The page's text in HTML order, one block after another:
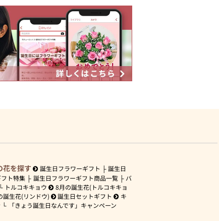
花を探す 誕生日フラワーギフト
誕生日
ト特集
誕生日フラワーギフト商品一覧
バ
トルコキキョウ
8月の誕生花(トルコキキョ
誕生花(リンドウ) 誕生日セットギフト
キ
「きょう誕生日なんです」キャンペーン